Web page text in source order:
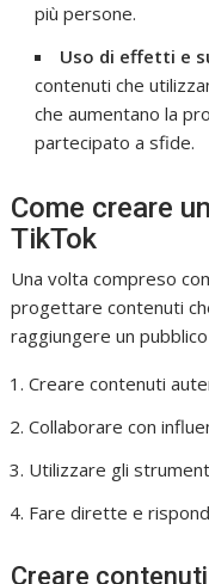
più persone.
Uso di effetti e
contenuti che
che aumentano la
partecipato a sfide.
Come creare
TikTok
Una volta compreso
progettare contenuti
raggiungere un
Creare contenuti
Collaborare con
Utilizzare gli
Fare dirette e
Creare